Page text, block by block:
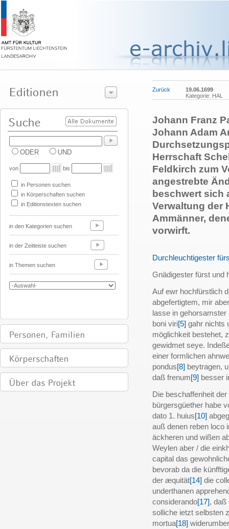
ODER UND
von bis
in Personen suchen
in Körperschaften suchen
in Editionstexten suchen
in den Kategorien suchen
in der Zeitleiste suchen
in Themen suchen
Zurück
19.06.1699
Kategorie: HAL
Johann Franz
Johann Adam
Herrschaft
Feldkirch zum
angestrebte
beschwert sich
Verwaltung der
Ammänner,
vorwirft.
Durchleuchtigester
Gnädigester fürst und
Auf ewr hochfürstlich
abgefertigtem, mir
lasse in
boni viri[5] gahr nichts
möglichkeit bestehet,
gewidmet seye.
einer formlichen
pondus[8] beytragen,
daß frenum[9] besser
Die beschaffenheit
bürgersgüether habe
dato 1. huius[10]
auß denen reben loco
äckheren und wißen
Weylen aber / die
capital das
bevorab da die
der æquität[14] die
underthanen
considerando[17], daß
solliche ietzt selbsten
mortua[18]